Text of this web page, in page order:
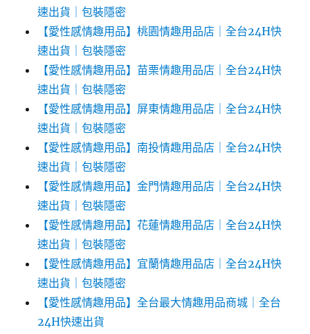
速出貨｜包裝隱密
【愛性感情趣用品】桃園情趣用品店｜全台24H快
速出貨｜包裝隱密
【愛性感情趣用品】苗栗情趣用品店｜全台24H快
速出貨｜包裝隱密
【愛性感情趣用品】屏東情趣用品店｜全台24H快
速出貨｜包裝隱密
【愛性感情趣用品】南投情趣用品店｜全台24H快
速出貨｜包裝隱密
【愛性感情趣用品】金門情趣用品店｜全台24H快
速出貨｜包裝隱密
【愛性感情趣用品】花蓮情趣用品店｜全台24H快
速出貨｜包裝隱密
【愛性感情趣用品】宜蘭情趣用品店｜全台24H快
速出貨｜包裝隱密
【愛性感情趣用品】全台最大情趣用品商城｜全台
24H快速出貨